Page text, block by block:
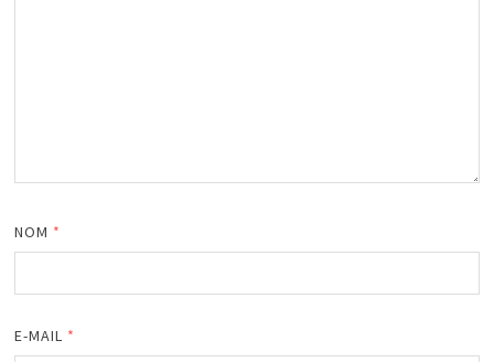
NOM *
E-MAIL *